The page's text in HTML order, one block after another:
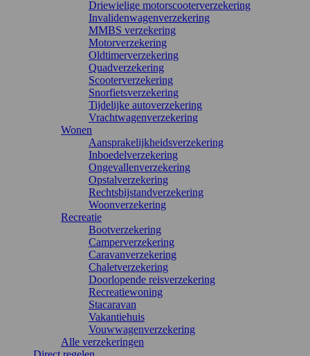
Driewielige motorscooterverzekering
Invalidenwagenverzekering
MMBS verzekering
Motorverzekering
Oldtimerverzekering
Quadverzekering
Scooterverzekering
Snorfietsverzekering
Tijdelijke autoverzekering
Vrachtwagenverzekering
Wonen
Aansprakelijkheidsverzekering
Inboedelverzekering
Ongevallenverzekering
Opstalverzekering
Rechtsbijstandverzekering
Woonverzekering
Recreatie
Bootverzekering
Camperverzekering
Caravanverzekering
Chaletverzekering
Doorlopende reisverzekering
Recreatiewoning
Stacaravan
Vakantiehuis
Vouwwagenverzekering
Alle verzekeringen